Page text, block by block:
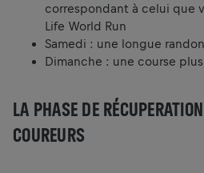
correspondant à celui que
Life World Run
Samedi : une longue
Dimanche : une course
LA PHASE DE
COUREURS